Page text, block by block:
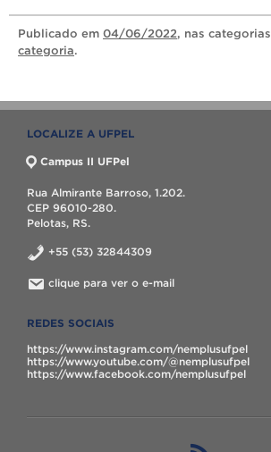
Publicado em 04/06/2022, nas categorias
categoria.
LOCALIZE A UFPEL
Campus II UFPel
Rua Almirante Barroso, 1.202.
CEP 96010-280.
Pelotas, RS.
+55 (53) 32844309
clique para ver o e-mail
REDES SOCIAIS
https://www.instagram.com/nemplusufpel
https://www.youtube.com/@nemplusufpel
https://www.facebook.com/nemplusufpel